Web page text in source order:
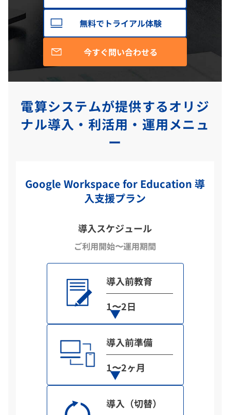
無料でトライアル体験
今すぐ問い合わせる
電算システムが提供するオリジ
ナル導入・利活用・運用メニュ
ー
Google Workspace for Education 導
入支援プラン
導入スケジュール
ご利用開始〜運用期間
導入前教育
1〜2日
導入前準備
1〜2ヶ月
導入（切替）